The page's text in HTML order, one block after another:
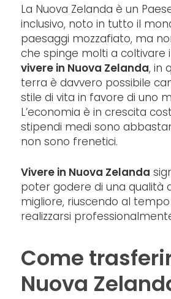
La Nuova Zelanda è un
inclusivo, noto in tutto il
paesaggi mozzafiato, ma
che spinge molti a coltivare
vivere in Nuova Zelanda, in
terra è davvero possibile
stile di vita in favore di uno
L’economia è in crescita
stipendi medi sono
non sono frenetici.
Vivere in Nuova Zelanda
poter godere di una qualità
migliore, riuscendo al
realizzarsi
Come
Nuova